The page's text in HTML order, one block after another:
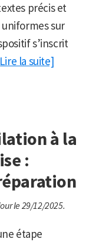
précis et
sur
s’inscrit
la suite]
à la
:
le 29/12/2025.
étape